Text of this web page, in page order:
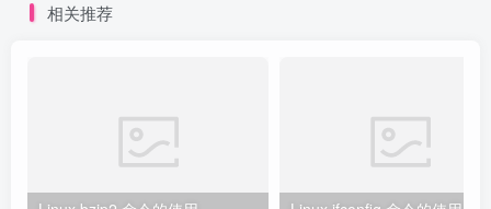
相关推荐